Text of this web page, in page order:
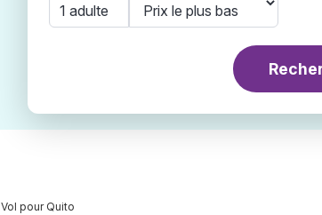
1 adulte
Vol pour Quito